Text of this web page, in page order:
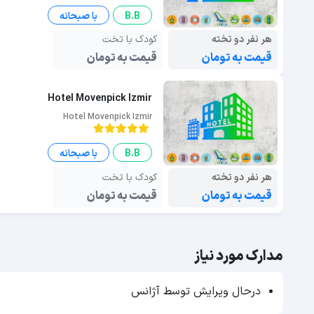
B.B
با صبحانه
هر نفر دو تخته
قیمت به تومان
کودک با تخت
قیمت به تومان
Hotel Movenpick Izmir
Hotel Movenpick Izmir
B.B
با صبحانه
هر نفر دو تخته
قیمت به تومان
کودک با تخت
قیمت به تومان
مدارک مورد نیاز
درحال ویرایش توسط آژانس